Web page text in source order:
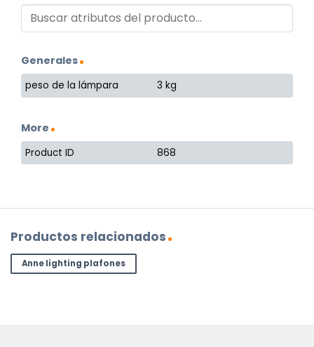
Generales
peso de la lámpara 3 kg
More
Product ID 868
Productos relacionados
Anne lighting plafones